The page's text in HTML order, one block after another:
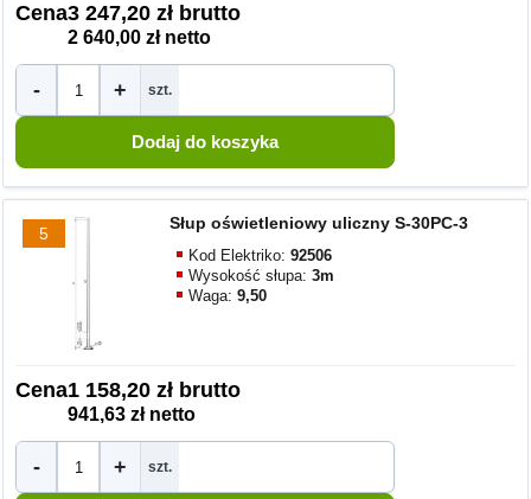
Cena3 247,20 zł brutto
2 640,00 zł netto
- + szt.
5
Słup oświetleniowy uliczny S-30PC-3
Kod Elektriko:92506
Wysokość słupa:3m
Waga:9,50
Cena1 158,20 zł brutto
941,63 zł netto
- + szt.